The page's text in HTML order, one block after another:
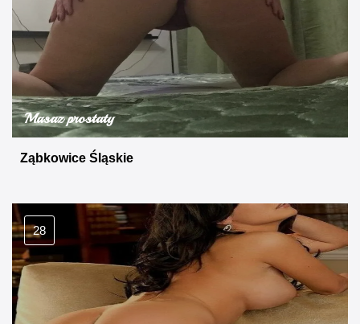
Masaz prostaty
Ząbkowice Śląskie
28